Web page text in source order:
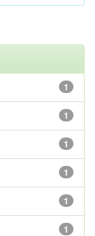
1
1
1
1
1
1